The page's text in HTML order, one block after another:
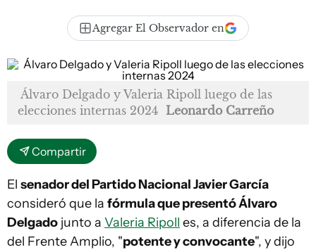
Agregar El Observador en
Álvaro Delgado y Valeria Ripoll luego de las
elecciones internas 2024 Leonardo Carreño
Compartir
El senador del Partido Nacional Javier García
consideró que la fórmula que presentó Álvaro
Delgado junto a Valeria Ripoll es, a diferencia de la
del Frente Amplio, "potente y convocante", y dijo